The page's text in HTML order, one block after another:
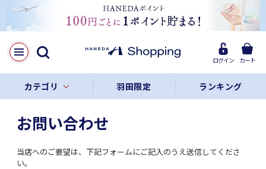
ログイン カート
カテゴリ 羽田限定 ランキング
お問い合わせ
当店へのご要望は、下記フォームにご記入のうえ送信してくださ
い。